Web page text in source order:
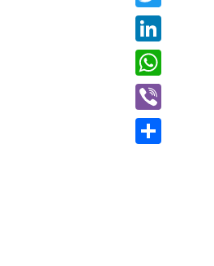
LinkedIn
WhatsApp
Viber
Share